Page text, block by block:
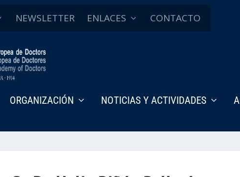
NEWSLETTER ENLACES CONTACTO
ORGANIZACIÓN NOTICIAS Y ACTIVIDADES